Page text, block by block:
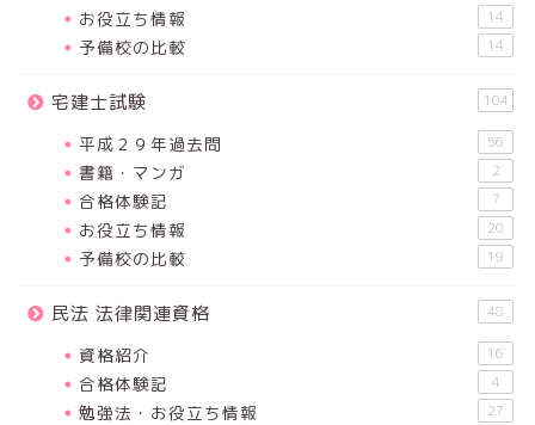
お役立ち情報
14
予備校の比較 14
宅建士試験 104
平成２９年過去問 56
書籍・マンガ 2
合格体験記 7
お役立ち情報 20
予備校の比較 19
民法 法律関連資格 48
資格紹介 16
合格体験記 4
勉強法・お役立ち情報 27